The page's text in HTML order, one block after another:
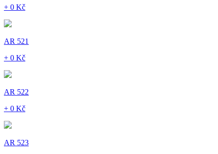
+ 0 Kč
AR 521
+ 0 Kč
AR 522
+ 0 Kč
AR 523